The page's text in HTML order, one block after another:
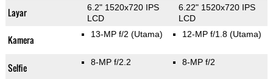
Layar
6.2" 1520x720 IPS
LCD
6.22" 1520x720 IPS
LCD
Kamera 13-MP f/2 (Utama) 12-MP f/1.8 (Utama)
Selfie 8-MP f/2.2 8-MP f/2